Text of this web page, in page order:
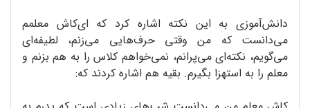
دانش‌آموزی به این نکته اشاره کرد که‌ ای‌کاش معلمم
می‌دانست که من وقتی حرف‌هایی می‌زنم، لطیفه‌ای
می‌گویم، نکته‌ای می‌پرانم، نمی‌خواهم کلاس را به هم بزنم و
معلم را به استهزا بگیرم. بقیه هم اشاره کردند که: